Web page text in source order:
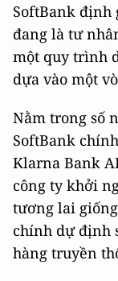
SoftBank định
đang là tư
một quy trình
dựa vào một
Nằm trong số
SoftBank
Klarna Bank
công ty khởi
tương lai
chính dự định
hàng truyền